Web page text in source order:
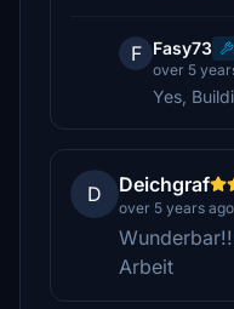
F Fasy73
over 5
Yes,
D Deichgraf
over 5 years ago
Arbeit